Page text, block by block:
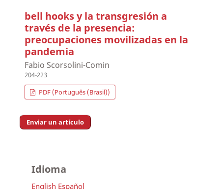
bell hooks y la transgresión a
través de la presencia:
preocupaciones movilizadas en la
pandemia
Fabio Scorsolini-Comin
204-223
PDF (Português (Brasil))
Enviar un artículo
Idioma
English Español